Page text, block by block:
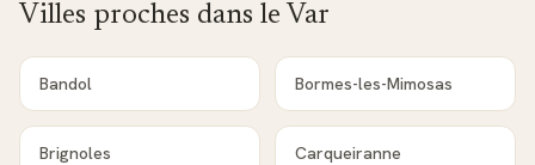
Villes proches dans le Var
Bandol Bormes-les-Mimosas
Brignoles Carqueiranne